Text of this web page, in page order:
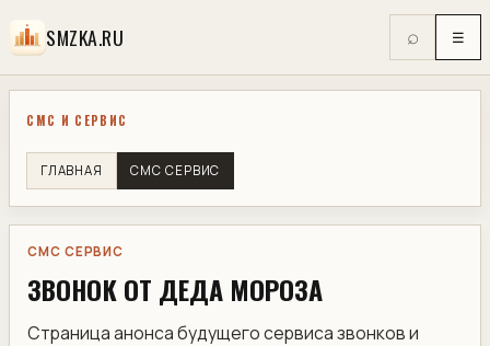
SMZKA.RU ⌕ ☰
СМС И СЕРВИС
ГЛАВНАЯ СМС СЕРВИС
СМС СЕРВИС
ЗВОНОК ОТ ДЕДА МОРОЗА
Страница анонса будущего сервиса звонков и